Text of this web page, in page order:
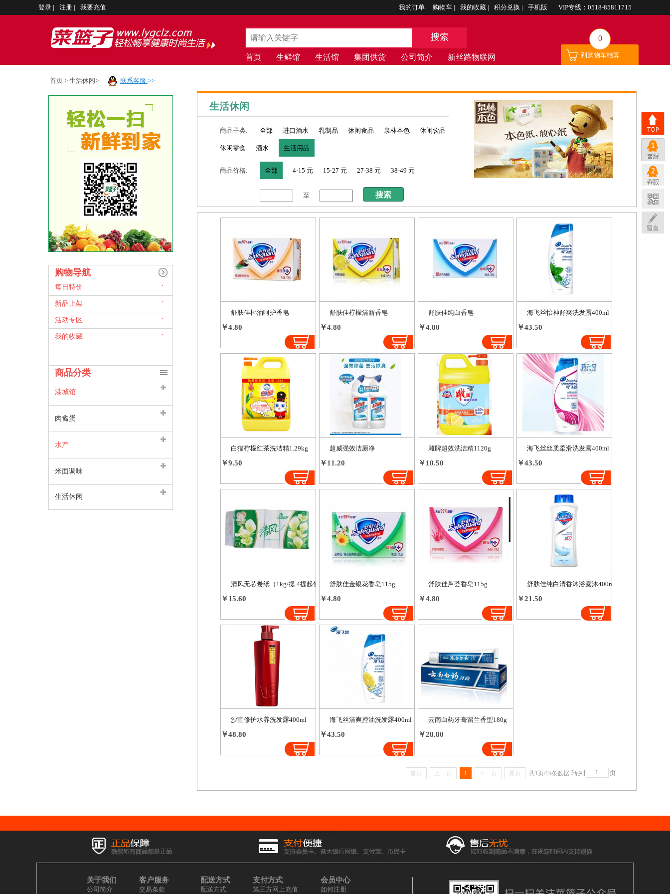
登录 | 注册 | 我要充值 我的订单 | 购物车 | 我的收藏 | 积分兑换 | 手机版 VIP专线：0518-85811715
搜索
首页 生鲜馆 生活馆 集团供货 公司简介 新丝路物联网
0
到购物车结算
首页 > 生活休闲> 联系客服 >>
购物导航
每日特价
新品上架
活动专区
我的收藏
商品分类
港城馆
肉禽蛋
水产
米面调味
生活休闲
生活休闲
商品子类: 全部 进口酒水 乳制品 休闲食品 泉林本色 休闲饮品
休闲零食 酒水 生活用品
商品价格: 全部 4-15 元 15-27 元 27-38 元 38-49 元
至
舒肤佳椰油呵护香皂
￥4.80
舒肤佳柠檬清新香皂
￥4.80
舒肤佳纯白香皂
￥4.80
海飞丝怡神舒爽洗发露400ml
￥43.50
白猫柠檬红茶洗洁精1.29kg
￥9.50
超威强效洁厕净
￥11.20
雕牌超效洗洁精1120g
￥10.50
海飞丝丝质柔滑洗发露400ml
￥43.50
清风无芯卷纸（1kg/提 4提起售）
￥15.60
舒肤佳金银花香皂115g
￥4.80
舒肤佳芦荟香皂115g
￥4.80
舒肤佳纯白清香沐浴露沐400ml
￥21.50
沙宣修护水养洗发露400ml
￥48.80
海飞丝清爽控油洗发露400ml
￥43.50
云南白药牙膏留兰香型180g
￥28.80
首页 上一页 1 下一页 尾页 共1页/15条数据 转到 页
关于我们
公司简介
客户服务
交易条款
配送方式
配送方式
支付方式
第三方网上充值
会员中心
如何注册